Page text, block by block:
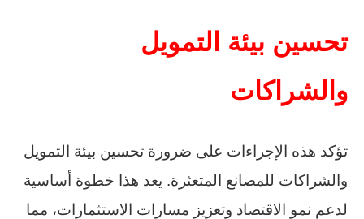
تحسين بيئة التمويل
والشراكات
تؤكد هذه الإجراءات على ضرورة تحسين بيئة التمويل
والشراكات للمصانع المتعثرة. يعد هذا خطوة أساسية
لدعم نمو الاقتصاد وتعزيز مسارات الاستثمارات، مما